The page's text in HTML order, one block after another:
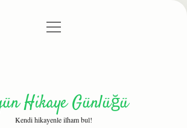
Gizlilik Politikası
menüyü
Hikaye Günlüğü
Kendi hikayenle ilham bul!